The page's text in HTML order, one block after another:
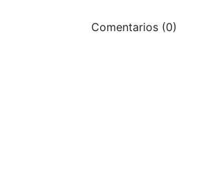
Comentarios (0)